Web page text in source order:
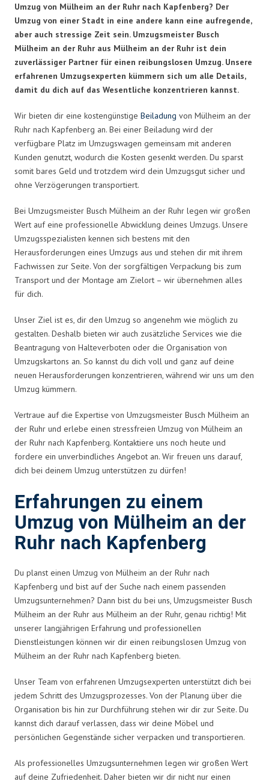
Umzug von Mülheim an der Ruhr nach Kapfenberg? Der
Umzug von einer Stadt in eine andere kann eine aufregende,
aber auch stressige Zeit sein. Umzugsmeister Busch
Mülheim an der Ruhr aus Mülheim an der Ruhr ist dein
zuverlässiger Partner für einen reibungslosen Umzug. Unsere
erfahrenen Umzugsexperten kümmern sich um alle Details,
damit du dich auf das Wesentliche konzentrieren kannst.
Wir bieten dir eine kostengünstige Beiladung von Mülheim an der
Ruhr nach Kapfenberg an. Bei einer Beiladung wird der
verfügbare Platz im Umzugswagen gemeinsam mit anderen
Kunden genutzt, wodurch die Kosten gesenkt werden. Du sparst
somit bares Geld und trotzdem wird dein Umzugsgut sicher und
ohne Verzögerungen transportiert.
Bei Umzugsmeister Busch Mülheim an der Ruhr legen wir großen
Wert auf eine professionelle Abwicklung deines Umzugs. Unsere
Umzugsspezialisten kennen sich bestens mit den
Herausforderungen eines Umzugs aus und stehen dir mit ihrem
Fachwissen zur Seite. Von der sorgfältigen Verpackung bis zum
Transport und der Montage am Zielort – wir übernehmen alles
für dich.
Unser Ziel ist es, dir den Umzug so angenehm wie möglich zu
gestalten. Deshalb bieten wir auch zusätzliche Services wie die
Beantragung von Halteverboten oder die Organisation von
Umzugskartons an. So kannst du dich voll und ganz auf deine
neuen Herausforderungen konzentrieren, während wir uns um den
Umzug kümmern.
Vertraue auf die Expertise von Umzugsmeister Busch Mülheim an
der Ruhr und erlebe einen stressfreien Umzug von Mülheim an
der Ruhr nach Kapfenberg. Kontaktiere uns noch heute und
fordere ein unverbindliches Angebot an. Wir freuen uns darauf,
dich bei deinem Umzug unterstützen zu dürfen!
Erfahrungen zu einem
Umzug von Mülheim an der
Ruhr nach Kapfenberg
Du planst einen Umzug von Mülheim an der Ruhr nach
Kapfenberg und bist auf der Suche nach einem passenden
Umzugsunternehmen? Dann bist du bei uns, Umzugsmeister Busch
Mülheim an der Ruhr aus Mülheim an der Ruhr, genau richtig! Mit
unserer langjährigen Erfahrung und professionellen
Dienstleistungen können wir dir einen reibungslosen Umzug von
Mülheim an der Ruhr nach Kapfenberg bieten.
Unser Team von erfahrenen Umzugsexperten unterstützt dich bei
jedem Schritt des Umzugsprozesses. Von der Planung über die
Organisation bis hin zur Durchführung stehen wir dir zur Seite. Du
kannst dich darauf verlassen, dass wir deine Möbel und
persönlichen Gegenstände sicher verpacken und transportieren.
Als professionelles Umzugsunternehmen legen wir großen Wert
auf deine Zufriedenheit. Daher bieten wir dir nicht nur einen